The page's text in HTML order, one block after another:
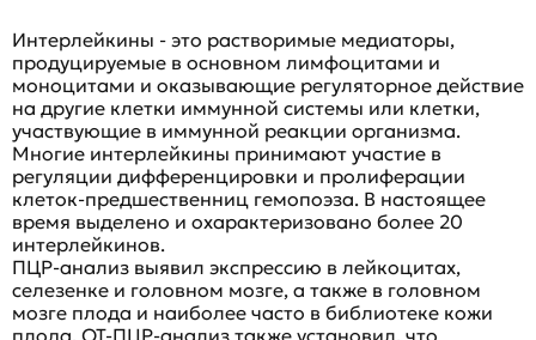
Интерлейкины - это растворимые медиаторы,
продуцируемые в основном лимфоцитами и
моноцитами и оказывающие регуляторное действие
на другие клетки иммунной системы или клетки,
участвующие в иммунной реакции организма.
Многие интерлейкины принимают участие в
регуляции дифференцировки и пролиферации
клеток-предшественниц гемопоэза. В настоящее
время выделено и охарактеризовано более 20
интерлейкинов.
ПЦР-анализ выявил экспрессию в лейкоцитах,
селезенке и головном мозге, а также в головном
мозге плода и наиболее часто в библиотеке кожи